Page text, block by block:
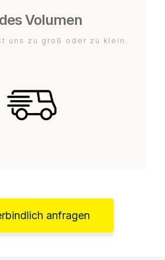
Volumen
uns zu groß oder zu klein.
anfragen